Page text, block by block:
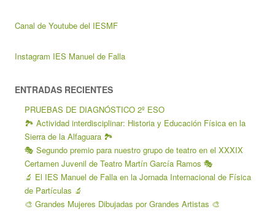
Canal de Youtube del IESMF
Instagram IES Manuel de Falla
ENTRADAS RECIENTES
PRUEBAS DE DIAGNÓSTICO 2º ESO
🏞️ Actividad interdisciplinar: Historia y Educación Física en la
Sierra de la Alfaguara 🏞️
🎭 Segundo premio para nuestro grupo de teatro en el XXXIX
Certamen Juvenil de Teatro Martín García Ramos 🎭
🔬 El IES Manuel de Falla en la Jornada Internacional de Física
de Partículas 🔬
🎨 Grandes Mujeres Dibujadas por Grandes Artistas 🎨